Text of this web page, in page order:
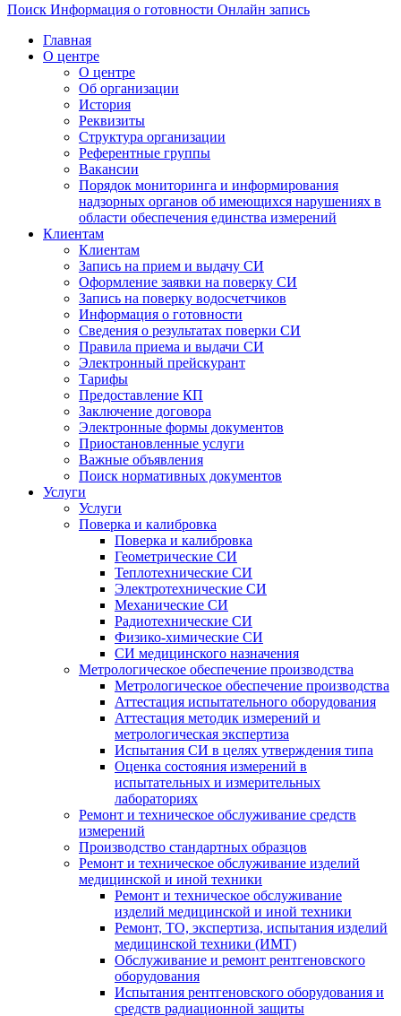
Поиск Информация о готовности Онлайн запись
Главная
О центре
О центре
Об организации
История
Реквизиты
Структура организации
Референтные группы
Вакансии
Порядок мониторинга и информирования
надзорных органов об имеющихся нарушениях в
области обеспечения единства измерений
Клиентам
Клиентам
Запись на прием и выдачу СИ
Оформление заявки на поверку СИ
Запись на поверку водосчетчиков
Информация о готовности
Сведения о результатах поверки СИ
Правила приема и выдачи СИ
Электронный прейскурант
Тарифы
Предоставление КП
Заключение договора
Электронные формы документов
Приостановленные услуги
Важные объявления
Поиск нормативных документов
Услуги
Услуги
Поверка и калибровка
Поверка и калибровка
Геометрические СИ
Теплотехнические СИ
Электротехнические СИ
Механические СИ
Радиотехнические СИ
Физико-химические СИ
СИ медицинского назначения
Метрологическое обеспечение производства
Метрологическое обеспечение производства
Аттестация испытательного оборудования
Аттестация методик измерений и
метрологическая экспертиза
Испытания СИ в целях утверждения типа
Оценка состояния измерений в
испытательных и измерительных
лабораториях
Ремонт и техническое обслуживание средств
измерений
Производство стандартных образцов
Ремонт и техническое обслуживание изделий
медицинской и иной техники
Ремонт и техническое обслуживание
изделий медицинской и иной техники
Ремонт, ТО, экспертиза, испытания изделий
медицинской техники (ИМТ)
Обслуживание и ремонт рентгеновского
оборудования
Испытания рентгеновского оборудования и
средств радиационной защиты